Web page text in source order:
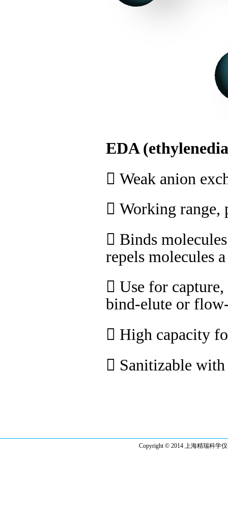
EDA
 Weak anion
 Working range,
 Binds
repels molecules
 Use for
bind-elute or
 High capacity
 Sanitizable
Copyright © 2014 上海精瑞科学